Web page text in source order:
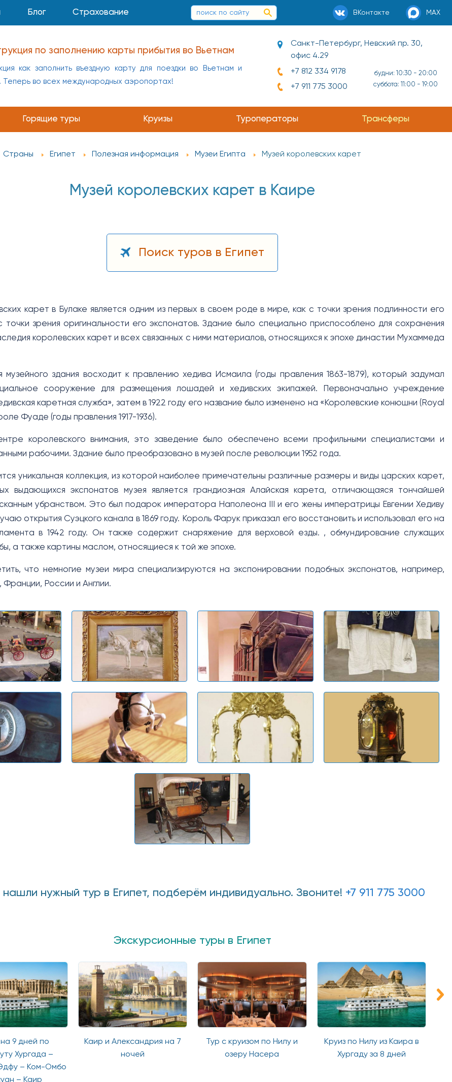
Блог Страхование ВКонтакте MAX
по заполнению карты прибытия во Вьетнам
как заполнить въездную карту для поездки во Вьетнам и
Теперь во всех международных аэропортах!
Санкт-Петербург, Невский пр. 30,
офис 4.29
+7 812 334 9178
+7 911 775 3000
будни: 10:30 - 20:00
суббота: 11:00 - 19:00
Горящие туры Круизы Туроператоры Трансферы
Страны Египет Полезная информация Музеи Египта Музей королевских карет
Музей королевских карет в Каире
Поиск туров в Египет
карет в Булаке является одним из первых в своем роде в мире, как с точки зрения подлинности его
точки зрения оригинальности его экспонатов. Здание было специально приспособлено для сохранения
королевских карет и всех связанных с ними материалов, относящихся к эпохе династии Мухаммеда
музейного здания восходит к правлению хедива Исмаила (годы правления 1863-1879), который задумал
сооружение для размещения лошадей и хедивских экипажей. Первоначально учреждение
каретная служба», затем в 1922 году его название было изменено на «Королевские конюшни (Royal
Фуаде (годы правления 1917-1936).
королевского внимания, это заведение было обеспечено всеми профильными специалистами и
рабочими. Здание было преобразовано в музей после революции 1952 года.
уникальная коллекция, из которой наиболее примечательны различные размеры и виды царских карет,
выдающихся экспонатов музея является грандиозная Алайская карета, отличающаяся тончайшей
убранством. Это был подарок императора Наполеона III и его жены императрицы Евгении Хедиву
открытия Суэцкого канала в 1869 году. Король Фарук приказал его восстановить и использовал его на
в 1942 году. Он также содержит снаряжение для верховой езды. , обмундирование служащих
а также картины маслом, относящиеся к той же эпохе.
что немногие музеи мира специализируются на экспонировании подобных экспонатов, например,
Франции, России и Англии.
нашли нужный тур в Египет, подберём индивидуально. Звоните! +7 911 775 3000
Экскурсионные туры в Египет
на 9 дней по
Хургада –
– Ком-Омбо
– Каир
Каир и Александрия на 7
ночей
Тур с круизом по Нилу и
озеру Насера
Круиз по Нилу из Каира в
Хургаду за 8 дней